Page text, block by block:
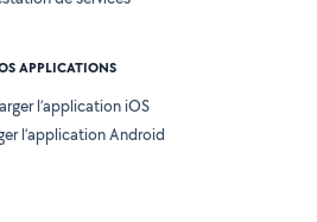
APPLICATIONS
l’application iOS
l’application Android